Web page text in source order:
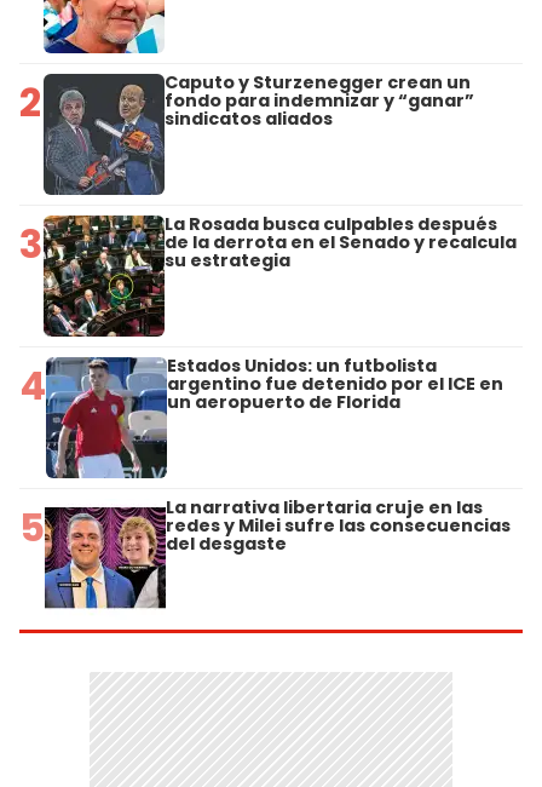
2 Caputo y Sturzenegger crean un
fondo para indemnizar y “ganar”
sindicatos aliados
3 La Rosada busca culpables después
de la derrota en el Senado y recalcula
su estrategia
4 Estados Unidos: un futbolista
argentino fue detenido por el ICE en
un aeropuerto de Florida
5 La narrativa libertaria cruje en las
redes y Milei sufre las consecuencias
del desgaste